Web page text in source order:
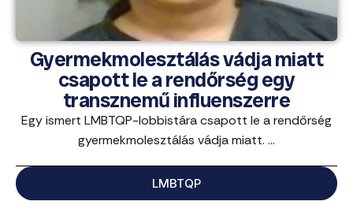
Gyermekmolesztálás vádja miatt
csapott le a rendőrség egy
transznemű influenszerre
Egy ismert LMBTQP-lobbistára csapott le a rendőrség
gyermekmolesztálás vádja miatt. ...
LMBTQP